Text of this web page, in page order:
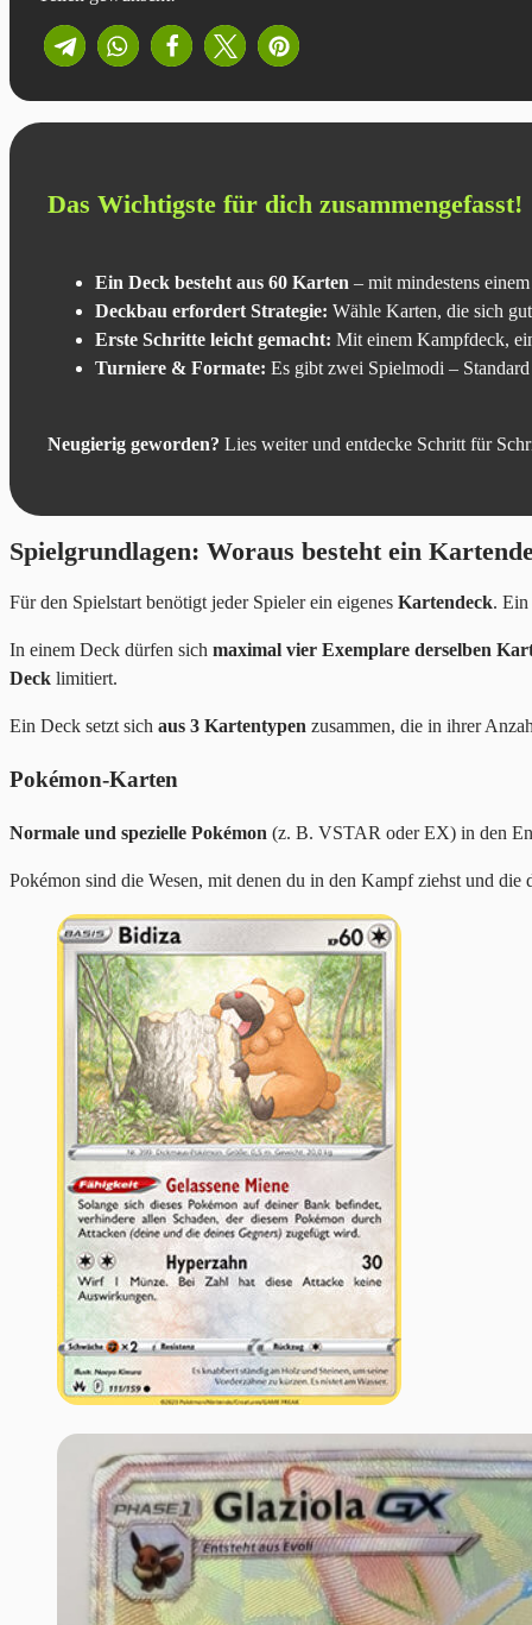
Das Wichtigste für dich zusammengefasst!
Ein Deck besteht aus 60 Karten– mit mindestens
Deckbau erfordert Strategie: Wähle Karten, die sich
Erste Schritte leicht gemacht: Mit einem Kampfdeck,
Turniere & Formate: Es gibt zwei Spielmodi –
Neugierig geworden? Lies weiter und entdecke Schritt für
Spielgrundlagen: Woraus besteht ein
Für den Spielstart benötigt jeder Spieler ein eigenes Kartendeck.
In einem Deck dürfen sich maximal vier Exemplare derselben
Deck limitiert.
Ein Deck setzt sich aus 3 Kartentypen zusammen, die in ihrer
Pokémon-Karten
Normale und spezielle Pokémon (z. B. VSTAR oder EX) in den
Pokémon sind die Wesen, mit denen du in den Kampf ziehst und